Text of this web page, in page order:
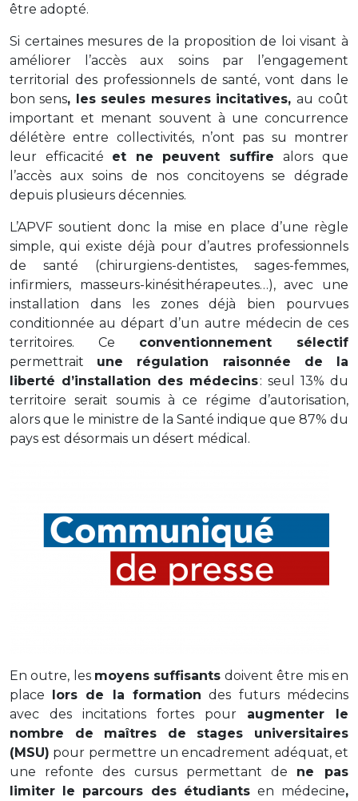
être adopté.
Si certaines mesures de la proposition de loi visant à
améliorer l’accès aux soins par l’engagement
territorial des professionnels de santé, vont dans le
bon sens, les seules mesures incitatives, au coût
important et menant souvent à une concurrence
délétère entre collectivités, n’ont pas su montrer
leur efficacité et ne peuvent suffire alors que
l’accès aux soins de nos concitoyens se dégrade
depuis plusieurs décennies.
L’APVF soutient donc la mise en place d’une règle
simple, qui existe déjà pour d’autres professionnels
de santé (chirurgiens-dentistes, sages-femmes,
infirmiers, masseurs-kinésithérapeutes…), avec une
installation dans les zones déjà bien pourvues
conditionnée au départ d’un autre médecin de ces
territoires. Ce conventionnement sélectif
permettrait une régulation raisonnée de la
liberté d’installation des médecins: seul 13% du
territoire serait soumis à ce régime d’autorisation,
alors que le ministre de la Santé indique que 87% du
pays est désormais un désert médical.
En outre, les moyens suffisants doivent être mis en
place lors de la formation des futurs médecins
avec des incitations fortes pour augmenter le
nombre de maîtres de stages universitaires
(MSU) pour permettre un encadrement adéquat, et
une refonte des cursus permettant de ne pas
limiter le parcours des étudiants en médecine,